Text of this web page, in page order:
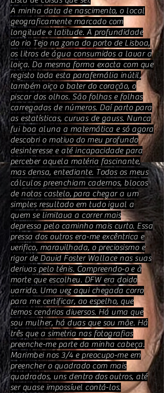
A minha data de nascimento, o local
geograficamente marcado com
longitude e latitude. A profundidade
do rio Tejo na zona do porto de Lisboa,
os litros de água consumidos a lavar a
loiça. Da mesma forma exacta com que
registo toda esta parafernália inútil,
também oiço o bater do coração, o
piscar dos olhos. São folhas e folhas
carregadas de números. Daí parto para
as estatísticas, curvas de gauss. Nunca
fui boa aluna a matemática e só agora
descobri o motivo do meu profundo
desinteresse e até incapacidade para
perceber aquela matéria fascinante,
mas densa, entediante. Todos os meus
cálculos preenchiam cadernos, blocos
de notas castelo, para chegar a um
simples resultado em tudo igual a
quem se limitava a correr mais
depressa pelo caminho mais curto. Essa
pressa dos outros era-me excêntrica e
verifico, maravilhada, o preciosismo e
rigor de David Foster Wallace nas suas
derivas pelo ténis. Compreendo-o e à
morte que escolheu. DFW era doido
varrido. Uma vez aqui chegada corro
para me certificar, ao espelho, que
temos cenários diversos. Há uma que
sou mulher, há duas que sou mãe. Há
três que a simetria nas fotografias
preenche-me parte da minha cabeça.
Marimbei nos 3/4 e preocupo-me em
preencher o quadrado com mais
quadrados, uns dentro dos outros, até
ser quase impossível contá-los.